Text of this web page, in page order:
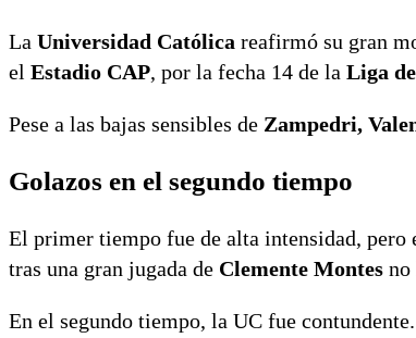
La Universidad Católica reafirmó su gran
el Estadio CAP, por la fecha 14 de la Liga
Pese a las bajas sensibles de Zampedri,
Golazos en el segundo tiempo
El primer tiempo fue de alta intensidad,
tras una gran jugada de Clemente Montes no
En el segundo tiempo, la UC fue contundente.